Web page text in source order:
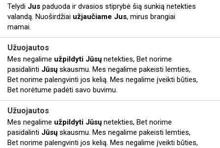
Telydi Jus paduoda ir dvasios stiprybė šią sunkią netekties
valandą. Nuoširdžiai užjaučiame Jus, mirus brangiai
mamai.
Užuojautos
Mes negalime užpildyti Jūsų netekties, Bet norime
pasidalinti Jūsų skausmu. Mes negalime pakeisti lemties,
Bet norime palengvinti jos kelią. Mes negalime įveikti būties,
Bet norėtume padėti savo buvimu.
Užuojautos
Mes negalime užpildyti Jūsų netekties, Bet norime
pasidalinti Jūsų skausmu. Mes negalime pakeisti lemties,
Bet norime palengvinti jos kelią. Mes negalime įveikti būties,